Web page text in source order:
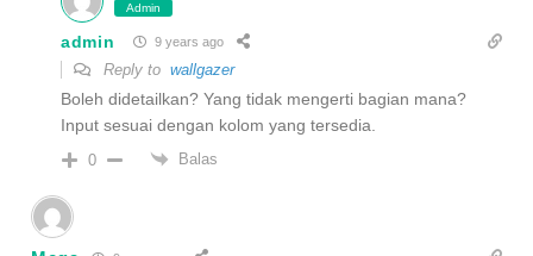
Admin
admin 9 years ago
Reply to wallgazer
Boleh didetailkan? Yang tidak mengerti bagian mana?
Input sesuai dengan kolom yang tersedia.
0 Balas